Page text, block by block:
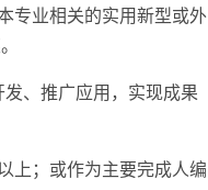
专业相关的实用新型或外
、推广应用，实现成果
上；或作为主要完成人编